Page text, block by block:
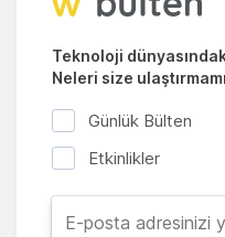
Teknoloji
Neleri size
Günlük Bülten
Etkinlikler